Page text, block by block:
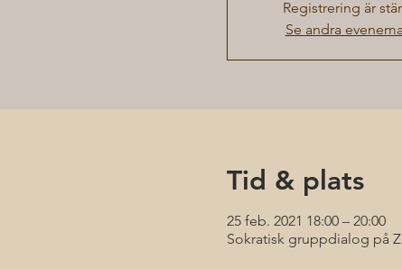
Registrering är
Se andra
Tid & plats
25 feb. 2021 18:00 – 20:00
Sokratisk gruppdialog på